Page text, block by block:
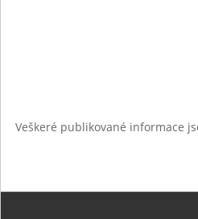
Veškeré publikované informace